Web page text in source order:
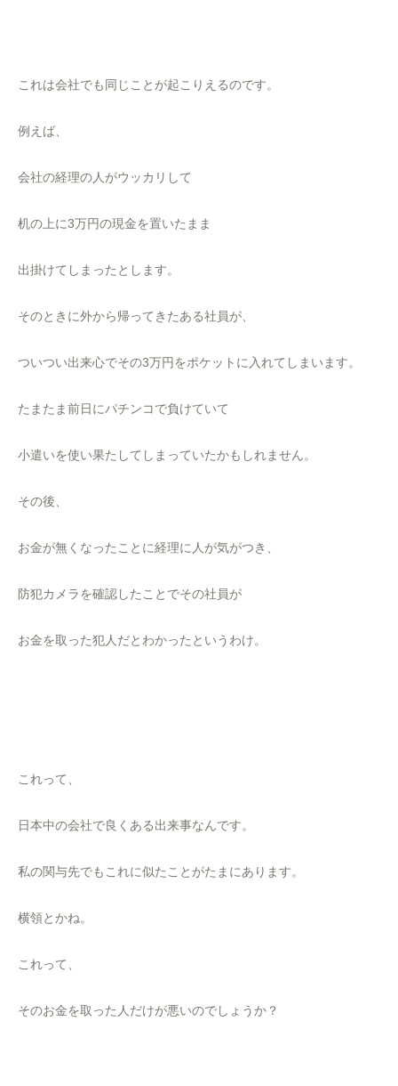
これは会社でも同じことが起こりえるのです。
例えば、
会社の経理の人がウッカリして
机の上に3万円の現金を置いたまま
出掛けてしまったとします。
そのときに外から帰ってきたある社員が、
ついつい出来心でその3万円をポケットに入れてしまいます。
たまたま前日にパチンコで負けていて
小遣いを使い果たしてしまっていたかもしれません。
その後、
お金が無くなったことに経理に人が気がつき、
防犯カメラを確認したことでその社員が
お金を取った犯人だとわかったというわけ。
これって、
日本中の会社で良くある出来事なんです。
私の関与先でもこれに似たことがたまにあります。
横領とかね。
これって、
そのお金を取った人だけが悪いのでしょうか？